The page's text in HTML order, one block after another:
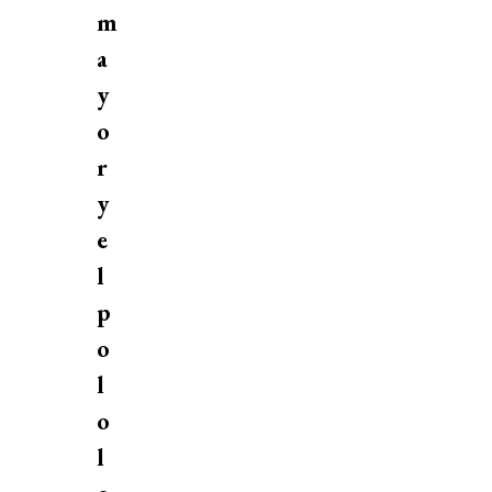
m
a
y
o
r
y
e
l
p
o
l
o
l